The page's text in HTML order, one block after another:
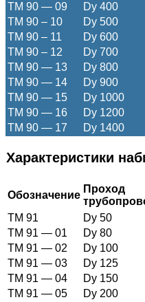
ТМ 90 — 09
Dy 400
ТМ 90 – 10
Dy 500
ТМ 90 – 11
Dy 600
ТМ 90 – 12
Dy 700
ТМ 90 — 13
Dy 800
ТМ 90 — 14
Dy 900
ТМ 90 — 15
Dy 1000
ТМ 90 — 16
Dy 1200
ТМ 90 — 17
Dy 1400
Характеристики
Обозначение
Проход
ТМ 91
Dy 50
ТМ 91 — 01 Dy 80
ТМ 91 — 02
Dy 100
ТМ 91 — 03
Dy 125
ТМ 91 — 04 Dy 150
ТМ 91 — 05
Dy 200